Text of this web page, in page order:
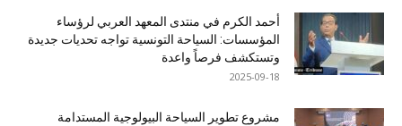
أحمد الكرم في منتدى المعهد العربي لرؤساء
المؤسسات: السياحة التونسية تواجه تحديات جديدة
وتستكشف فرصاً واعدة
2025-09-18
مشروع تطوير السياحة البيولوجية المستدامة